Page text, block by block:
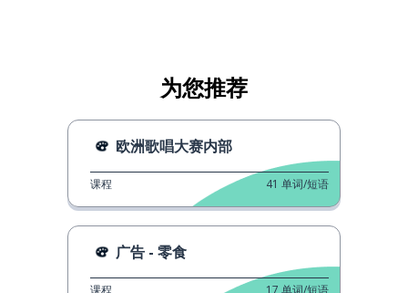
为您推荐
欧洲歌唱大赛内部
课程 41 单词/短语
广告 - 零食
课程 17 单词/短语